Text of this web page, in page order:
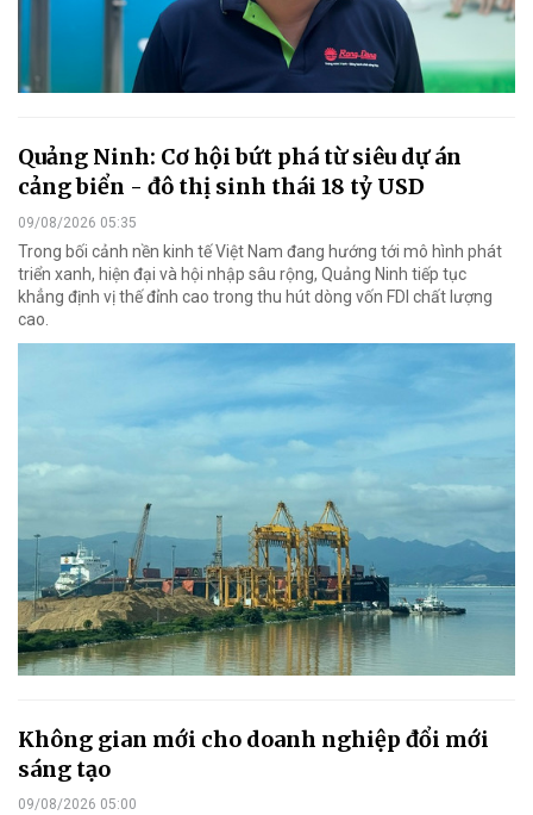
Quảng Ninh: Cơ hội bứt phá từ siêu dự án
cảng biển - đô thị sinh thái 18 tỷ USD
09/08/2026 05:35
Trong bối cảnh nền kinh tế Việt Nam đang hướng tới mô hình phát
triển xanh, hiện đại và hội nhập sâu rộng, Quảng Ninh tiếp tục
khẳng định vị thế đỉnh cao trong thu hút dòng vốn FDI chất lượng
cao.
Không gian mới cho doanh nghiệp đổi mới
sáng tạo
09/08/2026 05:00